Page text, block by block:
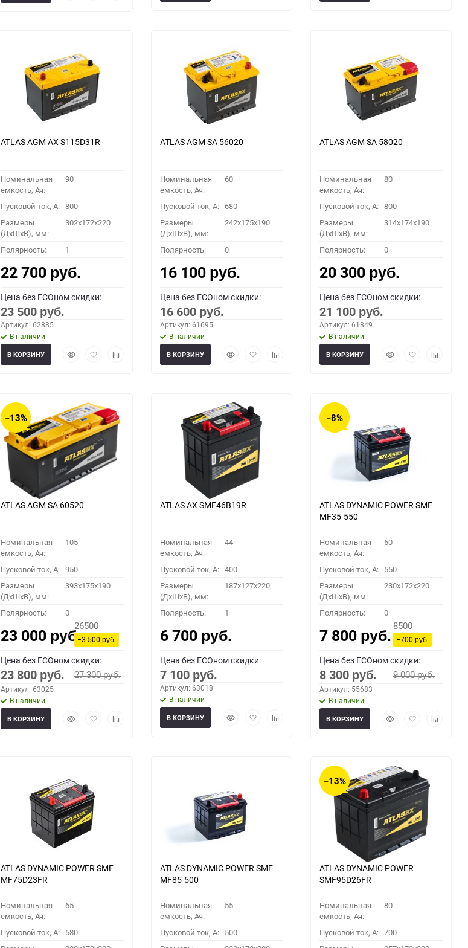
ATLAS AGM AX S115D31R
Номинальная
емкость, Ач:
90
Пусковой ток, A: 800
Размеры
(ДхШхВ), мм:
302x172x220
Полярность: 1
22 700 руб.
Цена без ECOном скидки:
23 500 руб.
Артикул: 62885
В наличии
БыстрыйДобавитьДобавить
В КОРЗИНУ
ATLAS AGM SA 56020
Номинальная
емкость, Ач:
60
Пусковой ток, A: 680
Размеры
(ДхШхВ), мм:
242x175x190
Полярность: 0
16 100 руб.
Цена без ECOном скидки:
16 600 руб.
Артикул: 61695
В наличии
БыстрыйДобавитьДобавить
В КОРЗИНУ
ATLAS AGM SA 58020
Номинальная
емкость, Ач:
80
Пусковой ток, A: 800
Размеры
(ДхШхВ), мм:
314x174x190
Полярность: 0
20 300 руб.
Цена без ECOном скидки:
21 100 руб.
Артикул: 61849
В наличии
БыстрыйДобавитьДобавить
В КОРЗИНУ
−13%
ATLAS AGM SA 60520
Номинальная
емкость, Ач:
105
Пусковой ток, A: 950
Размеры
(ДхШхВ), мм:
393x175x190
Полярность: 0
23 000 руб.
26500
−3 500руб.
Цена без ECOном скидки:
23 800 руб. 27 300руб.
Артикул: 63025
В наличии
БыстрыйДобавитьДобавить
В КОРЗИНУ
ATLAS AX SMF46B19R
Номинальная
емкость, Ач:
44
Пусковой ток, A: 400
Размеры
(ДхШхВ), мм:
187x127x220
Полярность: 1
6 700 руб.
Цена без ECOном скидки:
7 100 руб.
Артикул: 63018
В наличии
БыстрыйДобавитьДобавить
В КОРЗИНУ
−8%
ATLAS DYNAMIC POWER SMF
MF35-550
Номинальная
емкость, Ач:
60
Пусковой ток, A: 550
Размеры
(ДхШхВ), мм:
230x172x220
Полярность: 0
7 800 руб.
8500
−700руб.
Цена без ECOном скидки:
8 300 руб. 9 000руб.
Артикул: 55683
В наличии
БыстрыйДобавитьДобавить
В КОРЗИНУ
ATLAS DYNAMIC POWER SMF
MF75D23FR
Номинальная
емкость, Ач:
65
Пусковой ток, A: 580
ATLAS DYNAMIC POWER SMF
MF85-500
Номинальная
емкость, Ач:
55
Пусковой ток, A: 500
−13%
ATLAS DYNAMIC POWER
SMF95D26FR
Номинальная
емкость, Ач:
80
Пусковой ток, A: 700